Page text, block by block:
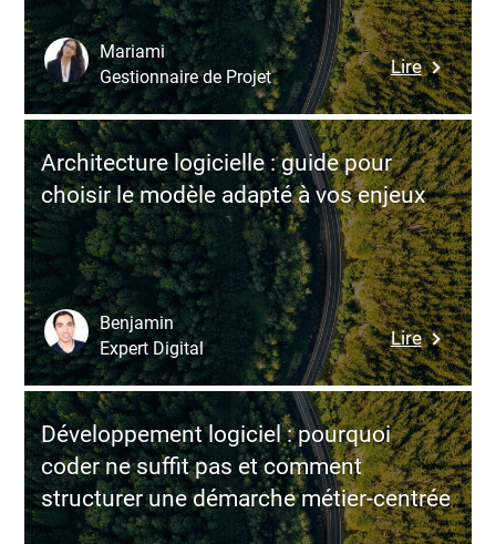
au
pattern
Backend
for
Frontend
Lire:
Design-
to-
cost
:
les
logiciels
pour
la
valeur
Mariami
Gestionnaire de Projet
Architecture logicielle : guide pour
choisir le modèle adapté à vos enjeux
Lire:
logicielle
:
guide
pour
choisir
le
Benjamin
Expert Digital
Développement logiciel : pourquoi
coder ne suffit pas et comment
structurer une démarche métier-centrée